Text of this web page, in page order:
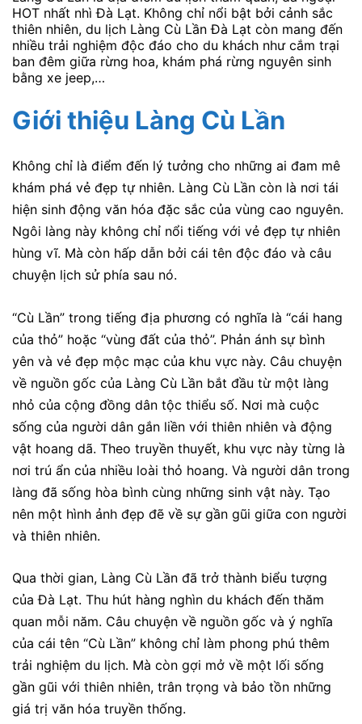
HOT nhất nhì Đà Lạt. Không chỉ nổi bật bởi cảnh sắc
thiên nhiên, du lịch Làng Cù Lần Đà Lạt còn mang đến
nhiều trải nghiệm độc đáo cho du khách như cắm trại
ban đêm giữa rừng hoa, khám phá rừng nguyên sinh
bằng xe jeep,…
Giới thiệu Làng Cù Lần
Không chỉ là điểm đến lý tưởng cho những ai đam mê
khám phá vẻ đẹp tự nhiên. Làng Cù Lần còn là nơi tái
hiện sinh động văn hóa đặc sắc của vùng cao nguyên.
Ngôi làng này không chỉ nổi tiếng với vẻ đẹp tự nhiên
hùng vĩ. Mà còn hấp dẫn bởi cái tên độc đáo và câu
chuyện lịch sử phía sau nó.
“Cù Lần” trong tiếng địa phương có nghĩa là “cái hang
của thỏ” hoặc “vùng đất của thỏ”. Phản ánh sự bình
yên và vẻ đẹp mộc mạc của khu vực này. Câu chuyện
về nguồn gốc của Làng Cù Lần bắt đầu từ một làng
nhỏ của cộng đồng dân tộc thiểu số. Nơi mà cuộc
sống của người dân gắn liền với thiên nhiên và động
vật hoang dã. Theo truyền thuyết, khu vực này từng là
nơi trú ẩn của nhiều loài thỏ hoang. Và người dân trong
làng đã sống hòa bình cùng những sinh vật này. Tạo
nên một hình ảnh đẹp đẽ về sự gần gũi giữa con người
và thiên nhiên.
Qua thời gian, Làng Cù Lần đã trở thành biểu tượng
của Đà Lạt. Thu hút hàng nghìn du khách đến thăm
quan mỗi năm. Câu chuyện về nguồn gốc và ý nghĩa
của cái tên “Cù Lần” không chỉ làm phong phú thêm
trải nghiệm du lịch. Mà còn gợi mở về một lối sống
gần gũi với thiên nhiên, trân trọng và bảo tồn những
giá trị văn hóa truyền thống.